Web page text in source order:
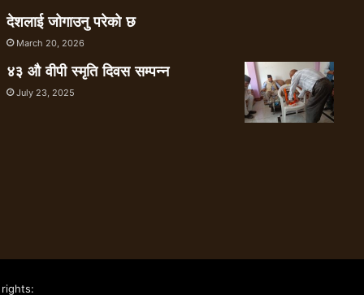
देशलाई जोगाउनु परेको छ
March 20, 2026
४३ औ वीपी स्मृति दिवस सम्पन्न
July 23, 2025